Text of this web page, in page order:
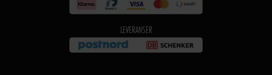
LEVERANSER